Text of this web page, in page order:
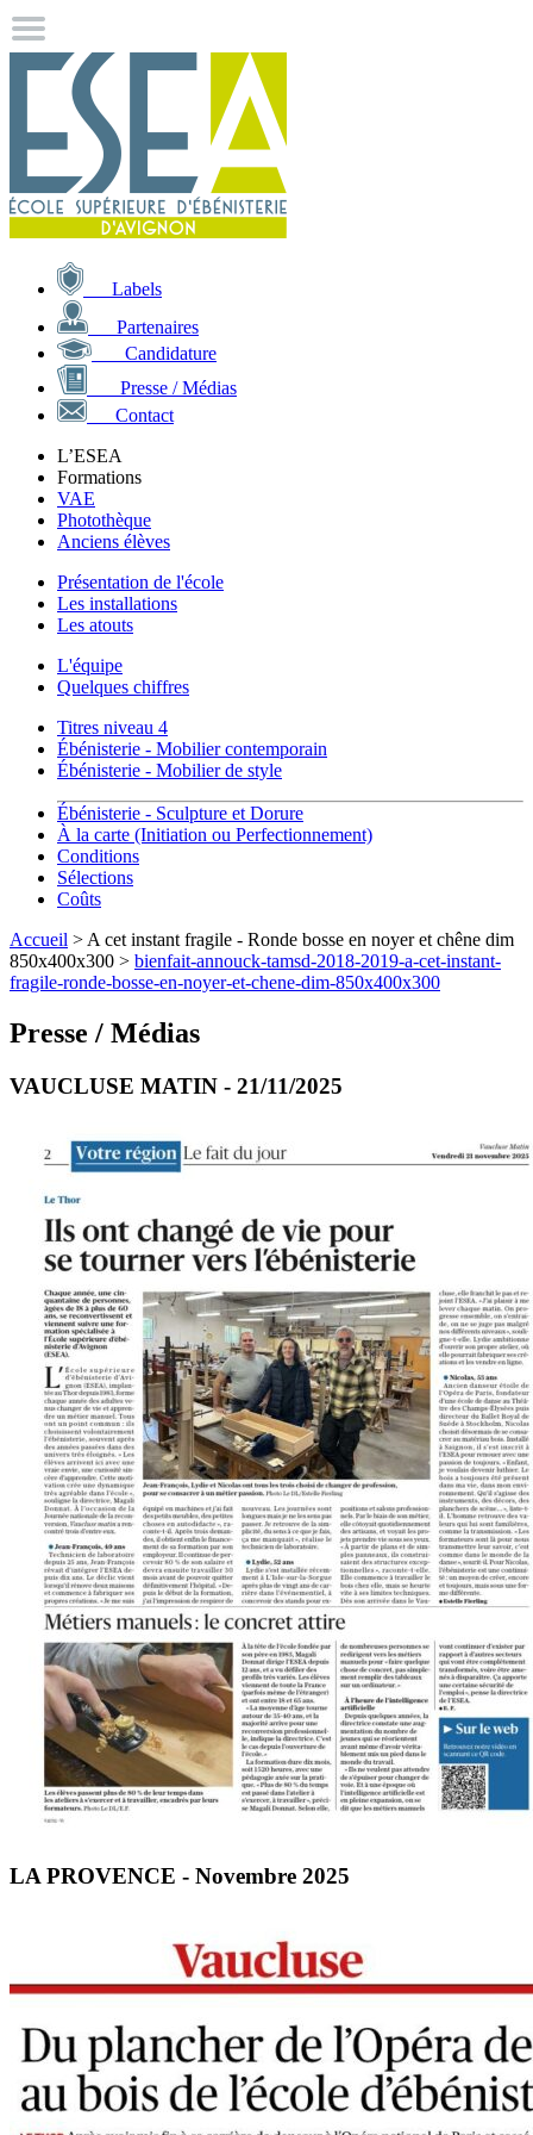
Labels
Partenaires
Candidature
Presse / Médias
Contact
L’ESEA
Formations
VAE
Photothèque
Anciens élèves
Présentation de l'école
Les installations
Les atouts
L'équipe
Quelques chiffres
Titres niveau 4
Ébénisterie - Mobilier contemporain
Ébénisterie - Mobilier de style
Ébénisterie - Sculpture et Dorure
À la carte (Initiation ou Perfectionnement)
Conditions
Sélections
Coûts
Accueil > A cet instant fragile - Ronde bosse en noyer et chêne dim
850x400x300 > bienfait-annouck-tamsd-2018-2019-a-cet-instant-
fragile-ronde-bosse-en-noyer-et-chene-dim-850x400x300
Presse / Médias
VAUCLUSE MATIN - 21/11/2025
LA PROVENCE - Novembre 2025